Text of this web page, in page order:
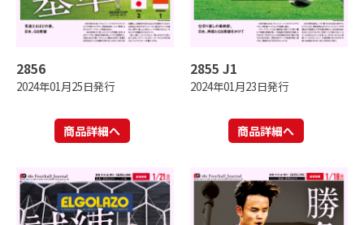
2856
2024年01月25日発行
商品詳細へ
2855 J1
2024年01月23日発行
商品詳細へ